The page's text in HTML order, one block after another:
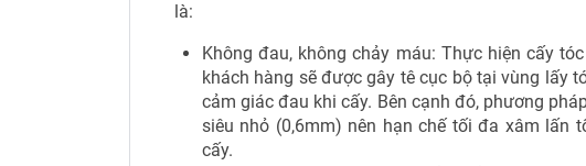
là:
Không đau, không chảy máu: Thực hiện cấy
khách hàng sẽ được gây tê cục bộ tại vùng lấy
cảm giác đau khi cấy. Bên cạnh đó, phương
siêu nhỏ (0,6mm) nên hạn chế tối đa xâm lấn
cấy.